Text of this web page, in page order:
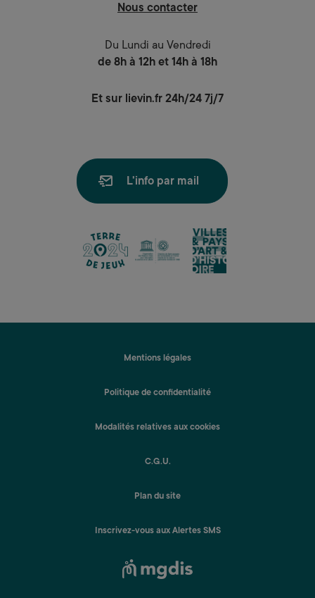
Nous contacter
Du Lundi au Vendredi
de 8h à 12h et 14h à 18h
Et sur lievin.fr 24h/24 7j/7
L'info par mail
lien lien lien
Mentions légales
Politique de confidentialité
Modalités relatives aux cookies
C.G.U.
Plan du site
Inscrivez-vous aux Alertes SMS